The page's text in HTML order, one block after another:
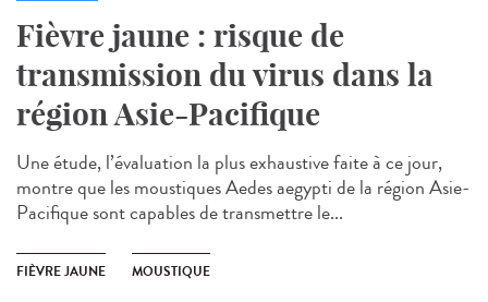
Fièvre jaune : risque de
transmission du virus dans la
région Asie-Pacifique
Une étude, l’évaluation la plus exhaustive faite à ce jour,
montre que les moustiques Aedes aegypti de la région Asie-
Pacifique sont capables de transmettre le...
FIÈVRE JAUNE MOUSTIQUE